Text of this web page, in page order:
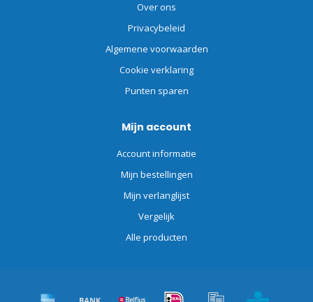
Over ons
Privacybeleid
Algemene voorwaarden
Cookie verklaring
Punten sparen
Mijn account
Account informatie
Mijn bestellingen
Mijn verlanglijst
Vergelijk
Alle producten